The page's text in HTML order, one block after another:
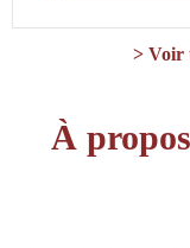
> Voir
À